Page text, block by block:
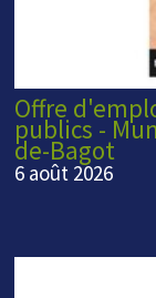
Offre
publics -
de-Bagot
6 août 2026